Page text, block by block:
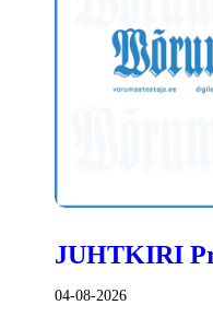
JUHTKIRI
04-08-2026